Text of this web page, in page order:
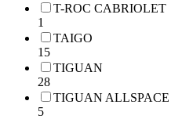
T-ROC CABRIOLET
1
TAIGO
15
TIGUAN
28
TIGUAN ALLSPACE
5